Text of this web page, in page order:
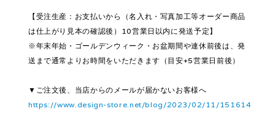
【受注生産：お支払いから（名入れ・写真加工等オーダー商品
は仕上がり見本の確認後）10営業日以内に発送予定】
※年末年始・ゴールデンウィーク・お盆期間や連休前後は、発
送まで通常よりお時間をいただきます（目安+5営業日前後）
▼ご注文後、当店からのメールが届かないお客様へ
https://www.design-store.net/blog/2023/02/11/151614